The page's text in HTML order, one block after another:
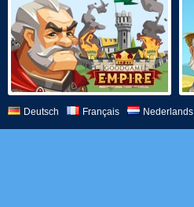
Deutsch Français Nederlands